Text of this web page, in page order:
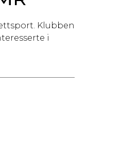
Klubben
i